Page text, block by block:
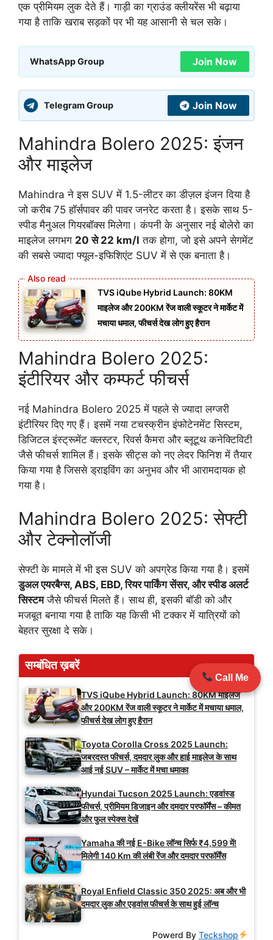
एक प्रीमियम लुक देते हैं। गाड़ी का ग्राउंड क्लीयरेंस भी बढ़ाया
गया है ताकि खराब सड़कों पर भी यह आसानी से चल सके।
WhatsApp Group Join Now
Telegram Group Join Now
Mahindra Bolero 2025: इंजन
और माइलेज
Mahindra ने इस SUV में 1.5-लीटर का डीज़ल इंजन दिया है
जो करीब 75 हॉर्सपावर की पावर जनरेट करता है। इसके साथ 5-
स्पीड मैनुअल गियरबॉक्स मिलेगा। कंपनी के अनुसार नई बोलेरो का
माइलेज लगभग 20 से 22 km/l तक होगा, जो इसे अपने सेगमेंट
की सबसे ज्यादा फ्यूल-इफिशिएंट SUV में से एक बनाता है।
TVS iQube Hybrid Launch: 80KM
माइलेज और 200KM रेंज वाली स्कूटर ने मार्केट में
मचाया धमाल, फीचर्स देख लोग हुए हैरान
Mahindra Bolero 2025:
इंटीरियर और कम्फर्ट फीचर्स
नई Mahindra Bolero 2025 में पहले से ज्यादा लग्जरी
इंटीरियर दिए गए हैं। इसमें नया टचस्क्रीन इंफोटेनमेंट सिस्टम,
डिजिटल इंस्ट्रूमेंट क्लस्टर, रिवर्स कैमरा और ब्लूटूथ कनेक्टिविटी
जैसे फीचर्स शामिल हैं। इसके सीट्स को नए लेदर फिनिश में तैयार
किया गया है जिससे ड्राइविंग का अनुभव और भी आरामदायक हो
गया है।
Mahindra Bolero 2025: सेफ्टी
और टेक्नोलॉजी
सेफ्टी के मामले में भी इस SUV को अपग्रेड किया गया है। इसमें
डुअल एयरबैग्स, ABS, EBD, रियर पार्किंग सेंसर, और स्पीड अलर्ट
सिस्टमजैसे फीचर्स मिलते हैं। साथ ही, इसकी बॉडी को और
मजबूत बनाया गया है ताकि यह किसी भी टक्कर में यात्रियों को
बेहतर सुरक्षा दे सके।
सम्बंधित ख़बरें
TVS iQube Hybrid Launch: 80KM माइलेज
और 200KM रेंज वाली स्कूटर ने मार्केट में मचाया धमाल,
फीचर्स देख लोग हुए हैरान
Toyota Corolla Cross 2025 Launch:
जबरदस्त फीचर्स, दमदार लुक और हाई माइलेज के साथ
आई नई SUV – मार्केट में मचा धमाका
Hyundai Tucson 2025 Launch: एडवांस्ड
फीचर्स, प्रीमियम डिजाइन और दमदार परफॉर्मेंस – कीमत
और फुल स्पेक्स देखें
Yamaha की नई E-Bike लॉन्च सिर्फ ₹4,599 में!
मिलेगी 140 Km की लंबी रेंज और दमदार परफॉर्मेंस
Royal Enfield Classic 350 2025: अब और भी
दमदार लुक और एडवांस फीचर्स के साथ हुई लॉन्च
Powerd ByTeckshop
Call Me